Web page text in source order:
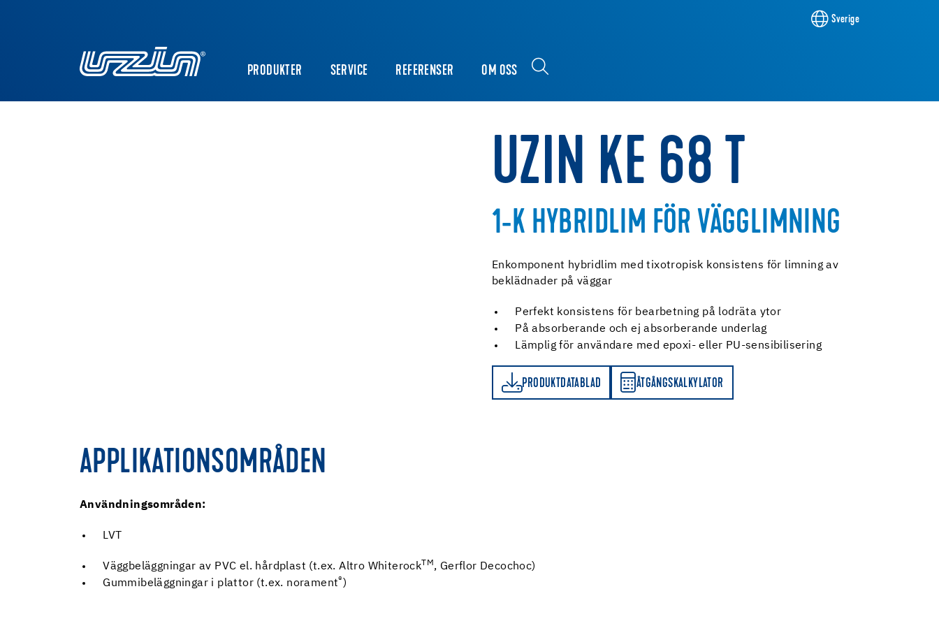
Sverige
PRODUKTER SERVICE REFERENSER OM OSS
UZIN KE 68 T
1-K HYBRIDLIM FÖR VÄGGLIMNING
Enkomponent hybridlim med tixotropisk konsistens för limning av
beklädnader på väggar
Perfekt konsistens för bearbetning på lodräta ytor
På absorberande och ej absorberande underlag
Lämplig för användare med epoxi- eller PU-sensibilisering
PRODUKTDATABLAD ÅTGÅNGSKALKYLATOR
ÅTGÅNGSKALKYLATOR
APPLIKATIONSOMRÅDEN
Användningsområden:
LVT
Väggbeläggningar av PVC el. hårdplast (t.ex. Altro WhiterockTM , Gerflor Decochoc)
Gummibeläggningar i plattor (t.ex. norament®)